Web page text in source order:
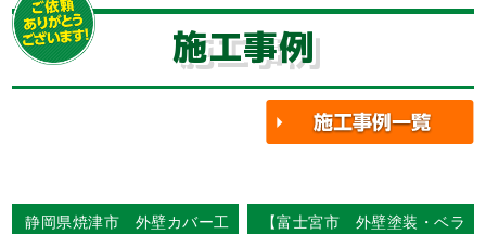
施工事例
静岡県焼津市 外壁カバー工
【富士宮市 外壁塗装・ベラ